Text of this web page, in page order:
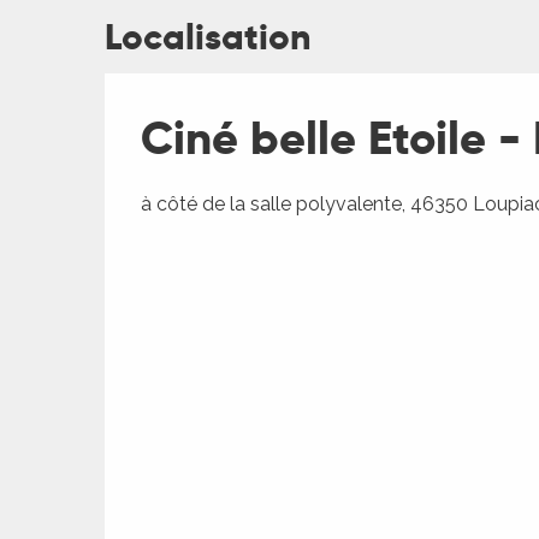
Localisation
Ciné belle Etoile -
à côté de la salle polyvalente, 46350